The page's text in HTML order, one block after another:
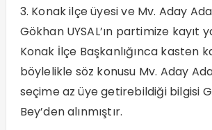
3. Konak ilçe üyesi ve Mv. Aday
Gökhan UYSAL’ın partimize kayıt
Konak İlçe Başkanlığınca kasten
böylelikle söz konusu Mv. Aday
seçime az üye getirebildiği bilgisi
Bey’den alınmıştır.